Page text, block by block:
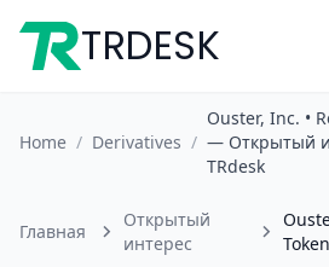
TRDESK
Home / Derivatives /
Ouster, Inc. •
— Открытый
TRdesk
Главная
Открытый
интерес